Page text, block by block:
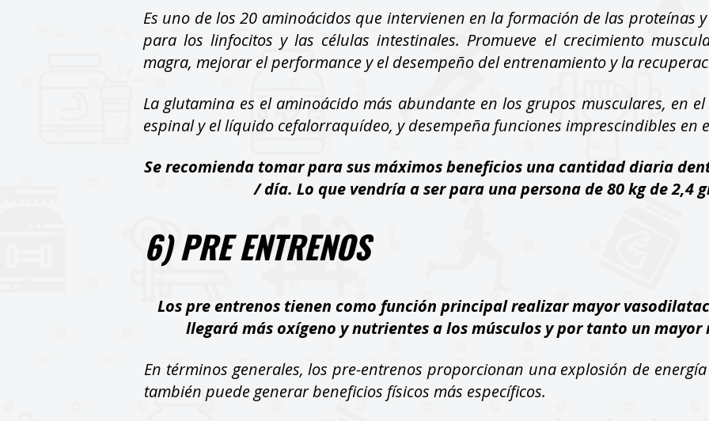
Es uno de los 20 aminoácidos que intervienen en la formación de las proteínas
para los linfocitos y las células intestinales. Promueve el crecimiento
magra, mejorar el performance y el desempeño del entrenamiento y la
La glutamina es el aminoácido más abundante en los grupos musculares, en
espinal y el líquido cefalorraquídeo, y desempeña funciones imprescindibles en
Se recomienda tomar para sus máximos beneficios una cantidad diaria
/ día. Lo que vendría a ser para una persona de 80 kg de 2,4
6) PRE ENTRENOS
Los pre entrenos tienen como función principal realizar mayor
llegará más oxígeno y nutrientes a los músculos y por tanto un
En términos generales, los pre-entrenos proporcionan una explosión de
también puede generar beneficios físicos más específicos.